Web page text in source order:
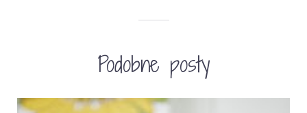
Podobne posty